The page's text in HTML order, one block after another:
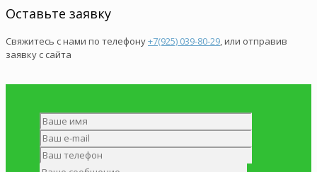
Оставьте заявку
Свяжитесь с нами по телефону+7(925) 039-80-29, или отправив
заявку с сайта